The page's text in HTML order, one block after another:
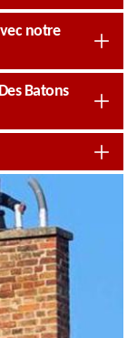
notre
Batons